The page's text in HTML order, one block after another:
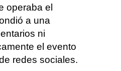
operaba el
a una
ni
el evento
redes sociales.